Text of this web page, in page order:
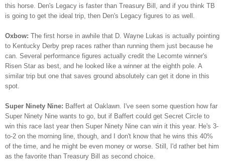
this horse. Den's Legacy is faster than Treasury Bill, and if you think TB
is going to get the ideal trip, then Den's Legacy figures to as well.
Oxbow: The first horse in awhile that D. Wayne Lukas is actually pointing
to Kentucky Derby prep races rather than running them just because he
can. Several performance figures actually credit the Lecomte winner's
Risen Star as best, and he looked like a winner at the eighth pole. A
similar trip but one that saves ground absolutely can get it done in this
spot.
Super Ninety Nine: Baffert at Oaklawn. I've seen some question how far
Super Ninety Nine wants to go, but if Baffert could get Secret Circle to
win this race last year then Super Ninety Nine can win it this year. He's 3-
to-2 on the morning line, though, and I don't know that he wins this 40%
of the time, and he might be even money or worse. Still, I'd rather bet him
as the favorite than Treasury Bill as second choice.